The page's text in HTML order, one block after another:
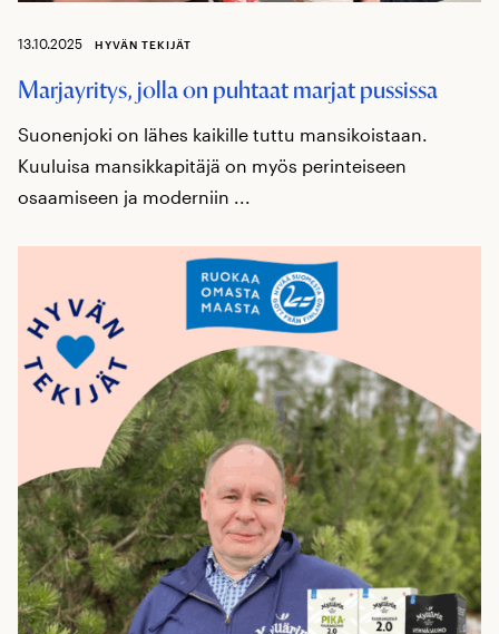
13.10.2025 HYVÄN TEKIJÄT
Marjayritys, jolla on puhtaat marjat pussissa
Suonenjoki on lähes kaikille tuttu mansikoistaan.
Kuuluisa mansikkapitäjä on myös perinteiseen
osaamiseen ja moderniin ...